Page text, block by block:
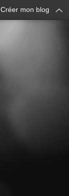
Créer mon blog